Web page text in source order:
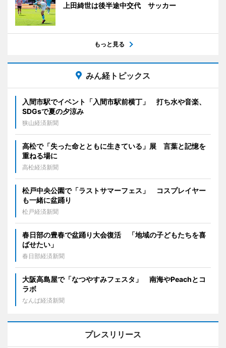
上田綺世は後半途中交代 サッカー
もっと見る
みん経トピックス
入間市駅でイベント「入間市駅前横丁」 打ち水や音楽、
SDGsで夏の夕涼み
狭山経済新聞
高松で「失った命とともに生きている」展 言葉と記憶を
重ねる場に
高松経済新聞
松戸中央公園で「ラストサマーフェス」 コスプレイヤー
も一緒に盆踊り
松戸経済新聞
春日部の豊春で盆踊り大会復活 「地域の子どもたちを喜
ばせたい」
春日部経済新聞
大阪高島屋で「なつやすみフェスタ」 南海やPeachとコ
ラボ
なんば経済新聞
プレスリリース